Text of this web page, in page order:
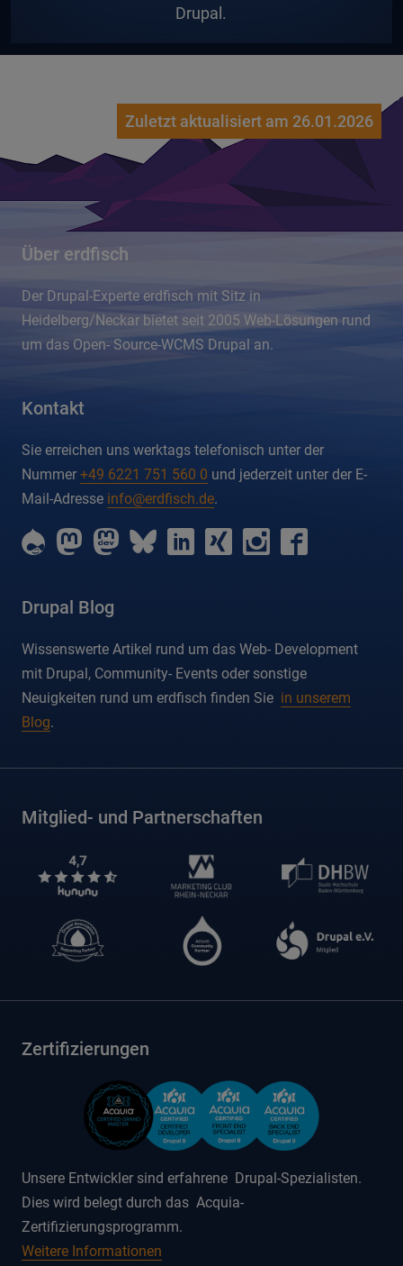
Drupal.
Zuletzt aktualisiert am 26.01.2026
Über erdfisch
Der Drupal-Experte erdfisch mit Sitz in
Heidelberg/Neckar bietet seit 2005 Web-Lösungen rund
um das Open- Source-WCMS Drupal an.
Kontakt
Sie erreichen uns werktags telefonisch unter der
Nummer +49 6221 751 560 0 und jederzeit unter der E-
Mail-Adresse info@erdfisch.de.
erdfisch
on
erdfisch
on
erdfisch
on
erdfisch
on
erdfisch
on
erdfisch
on
erdfisch
on
Drupal Blog
Wissenswerte Artikel rund um das Web- Development
mit Drupal, Community- Events oder sonstige
Neuigkeiten rund um erdfisch finden Sie in unserem
Blog.
Mitglied- und Partnerschaften
Zertifizierungen
Unsere Entwickler sind erfahrene Drupal-Spezialisten.
Dies wird belegt durch das Acquia-
Zertifizierungsprogramm.
Weitere Informationen